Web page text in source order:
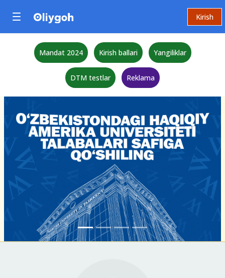
Kirish
Mandat 2024 Kirish ballari Yangiliklar
DTM testlar Reklama